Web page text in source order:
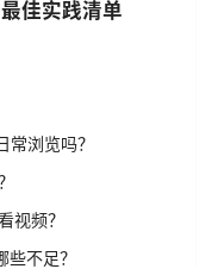
佳实践清单
浏览吗？
视频？
不足？